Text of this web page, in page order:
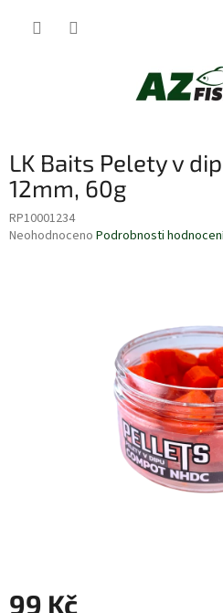
LK Baits Pelety v
12mm, 60g
RP10001234
Průměrné
Neohodnoceno Podrobnosti
99 Kč